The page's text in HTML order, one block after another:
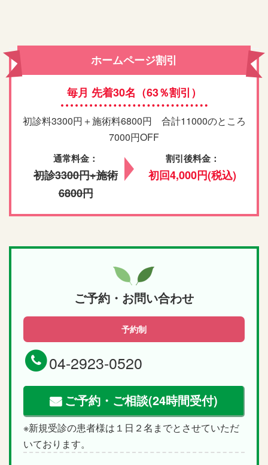
ホームページ割引
毎月 先着30名（63％割引）
初診料3300円＋施術料6800円 合計11000のところ
7000円OFF
通常料金：
初診3300円+施術
6800円
割引後料金：
初回4,000円(税込)
ご予約・お問い合わせ
予約制
04-2923-0520
ご予約・ご相談(24時間受付)
※新規受診の患者様は１日２名までとさせていただ
いております。